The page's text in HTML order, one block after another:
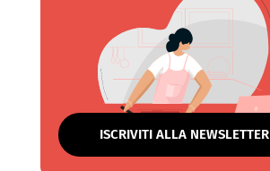
ISCRIVITI ALLA NEWSLETTER